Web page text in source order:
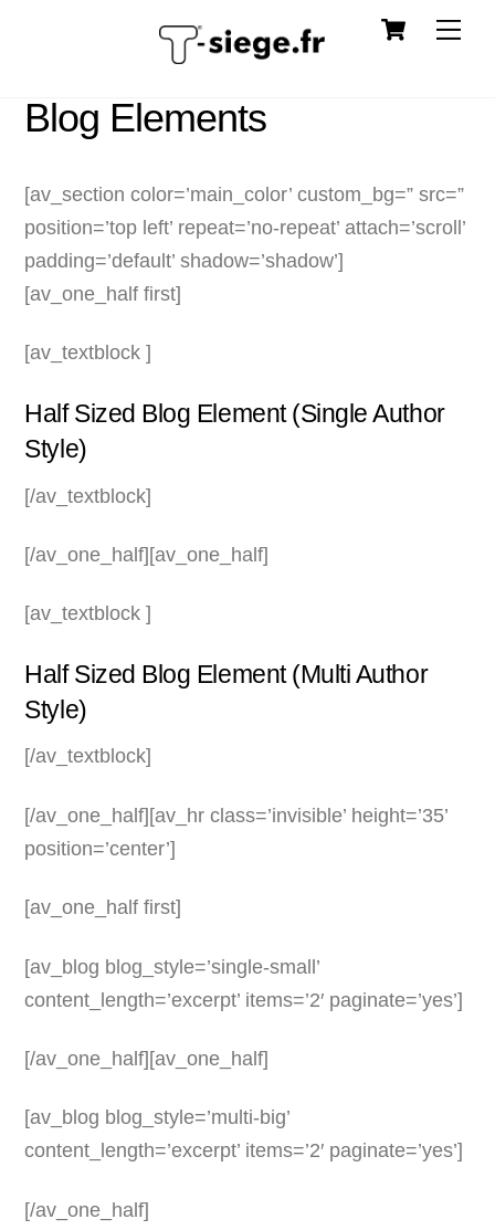
Blog Elements
[av_section color=’main_color’ custom_bg=” src=”
position=’top left’ repeat=’no-repeat’ attach=’scroll’
padding=’default’ shadow=’shadow’]
[av_one_half first]
[av_textblock ]
Half Sized Blog Element (Single Author
Style)
[/av_textblock]
[/av_one_half][av_one_half]
[av_textblock ]
Half Sized Blog Element (Multi Author
Style)
[/av_textblock]
[/av_one_half][av_hr class=’invisible’ height=’35’
position=’center’]
[av_one_half first]
[av_blog blog_style=’single-small’
content_length=’excerpt’ items=’2′ paginate=’yes’]
[/av_one_half][av_one_half]
[av_blog blog_style=’multi-big’
content_length=’excerpt’ items=’2′ paginate=’yes’]
[/av_one_half]